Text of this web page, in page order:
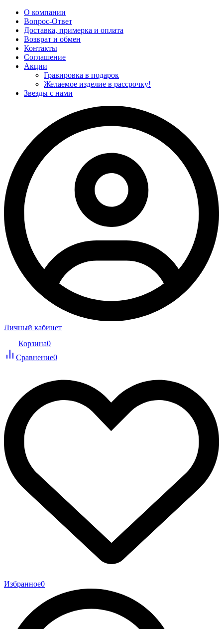
О компании
Вопрос-Ответ
Доставка, примерка и оплата
Возврат и обмен
Контакты
Соглашение
Акции
Гравировка в подарок
Желаемое изделие в рассрочку!
Звезды с нами
Личный кабинет
Корзина0
Сравнение0
Избранное0